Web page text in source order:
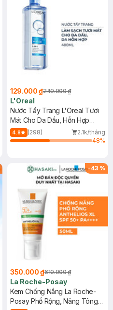
129.000 ₫249.000 ₫
L'Oreal
Nước Tẩy Trang L'Oreal Tươi
Mát Cho Da Dầu, Hỗn Hợp
400ml
4.8 (298)
2.1k/tháng
48%
-43 %
350.000 ₫610.000 ₫
La Roche-Posay
Kem Chống Nắng La Roche-
Posay Phổ Rộng, Nâng Tông